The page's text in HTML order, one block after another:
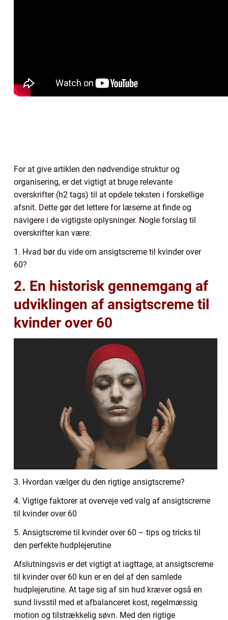
For at give artiklen den nødvendige struktur og
organisering, er det vigtigt at bruge relevante
overskrifter (h2 tags) til at opdele teksten i forskellige
afsnit. Dette gør det lettere for læserne at finde og
navigere i de vigtigste oplysninger. Nogle forslag til
overskrifter kan være:
1. Hvad bør du vide om ansigtscreme til kvinder over
60?
2. En historisk gennemgang af
udviklingen af ansigtscreme til
kvinder over 60
3. Hvordan vælger du den rigtige ansigtscreme?
4. Vigtige faktorer at overveje ved valg af ansigtscreme
til kvinder over 60
5. Ansigtscreme til kvinder over 60 – tips og tricks til
den perfekte hudplejerutine
Afslutningsvis er det vigtigt at iagttage, at ansigtscreme
til kvinder over 60 kun er en del af den samlede
hudplejerutine. At tage sig af sin hud kræver også en
sund livsstil med et afbalanceret kost, regelmæssig
motion og tilstrækkelig søvn. Med den rigtige